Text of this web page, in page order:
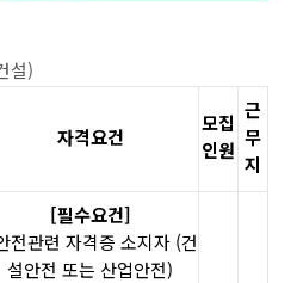
설)
자격요건
모집
인원
근
무
지
[필수요건]
전관련 자격증 소지자 (건
설안전 또는 산업안전)